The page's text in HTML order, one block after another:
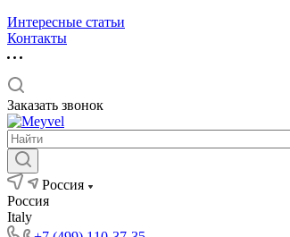
Интересные статьи
Контакты
Заказать звонок
Россия
Россия
Italy